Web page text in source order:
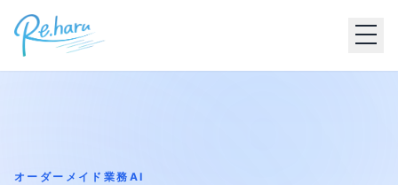
オーダーメイド業務AI